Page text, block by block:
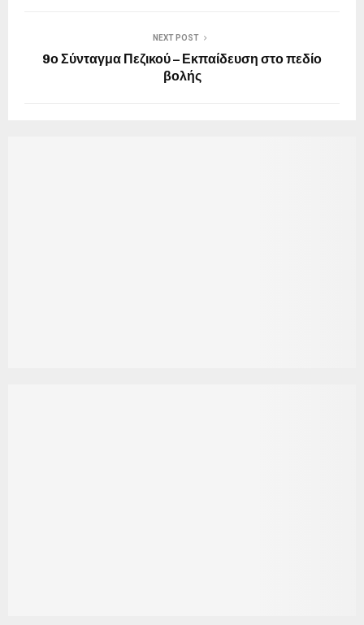
NEXT POST
9ο Σύνταγμα Πεζικού – Εκπαίδευση στο πεδίο
βολής